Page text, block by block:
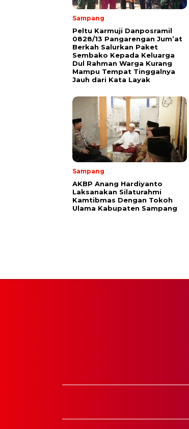
Sampang
Peltu Karmuji Danposramil
0828/13 Pangarengan Jum’at
Berkah Salurkan Paket
Sembako Kepada Keluarga
Dul Rahman Warga Kurang
Mampu Tempat Tinggalnya
Jauh dari Kata Layak
Sampang
AKBP Anang Hardiyanto
Laksanakan Silaturahmi
Kamtibmas Dengan Tokoh
Ulama Kabupaten Sampang